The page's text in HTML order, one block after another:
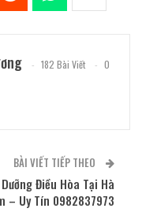
182 Bài Viết
0
BÀI VIẾT TIẾP THEO
Điều Hòa Tại Hà
– Uy Tín 0982837973